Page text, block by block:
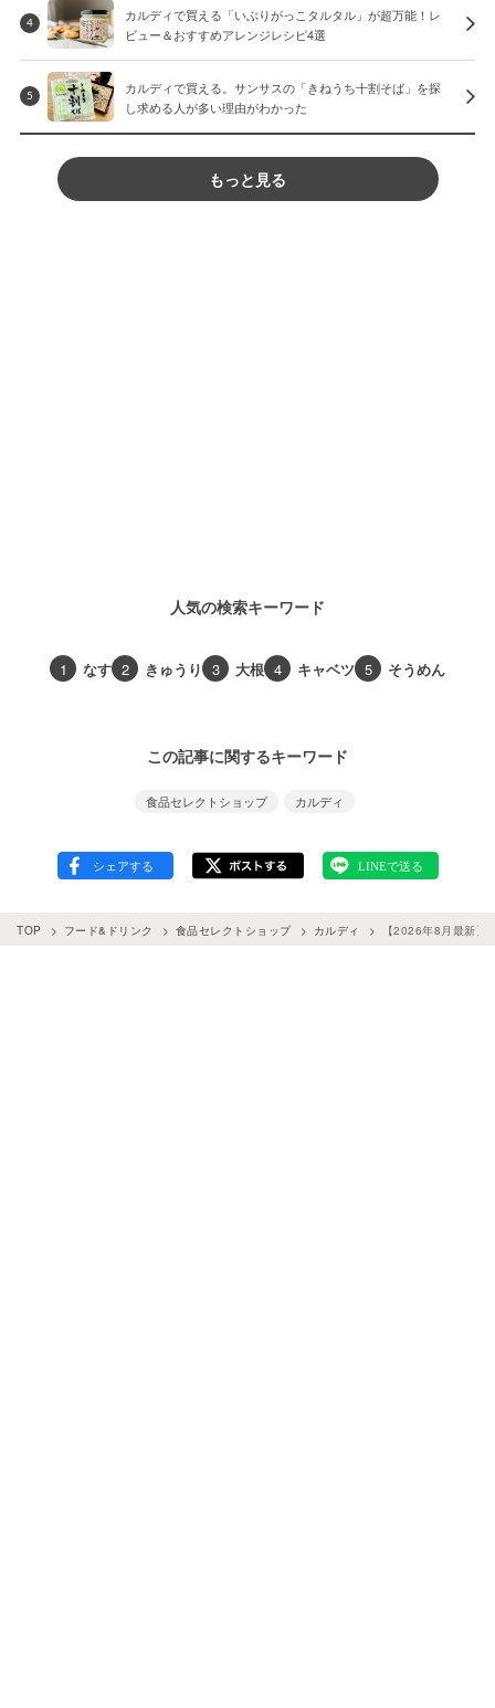
4
カルディで買える「いぶりがっこタルタル」が超万能！レ
ビュー＆おすすめアレンジレシピ4選
5
カルディで買える。サンサスの「きねうち十割そば」を探
し求める人が多い理由がわかった
もっと見る
人気の検索キーワード
1 なす 2 きゅうり 3 大根 4 キャベツ 5 そうめん
この記事に関するキーワード
食品セレクトショップ カルディ
TOP フード&ドリンク 食品セレクトショップ カルディ 【2026年8月最新】